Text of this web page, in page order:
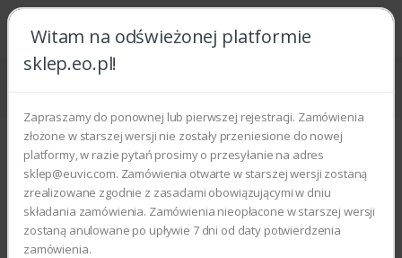
Witam na odświeżonej platformie
sklep.eo.pl!
Zapraszamy do ponownej lub pierwszej rejestracji. Zamówienia
złożone w starszej wersji nie zostały przeniesione do nowej
platformy, w razie pytań prosimy o przesyłanie na adres
sklep@euvic.com. Zamówienia otwarte w starszej wersji zostaną
zrealizowane zgodnie z zasadami obowiązującymi w dniu
składania zamówienia. Zamówienia nieopłacone w starszej wersji
zostaną anulowane po upływie 7 dni od daty potwierdzenia
zamówienia.
Strona główna Części zamienne